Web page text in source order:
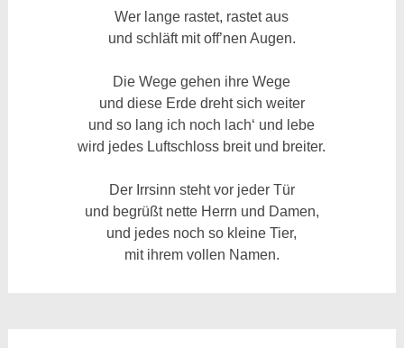
Wer lange rastet, rastet aus
und schläft mit off’nen Augen.
Die Wege gehen ihre Wege
und diese Erde dreht sich weiter
und so lang ich noch lach‘ und lebe
wird jedes Luftschloss breit und breiter.
Der Irrsinn steht vor jeder Tür
und begrüßt nette Herrn und Damen,
und jedes noch so kleine Tier,
mit ihrem vollen Namen.